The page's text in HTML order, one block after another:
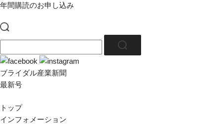
年間購読のお申し込み
ブライダル産業新聞
最新号
トップ
インフォメーション